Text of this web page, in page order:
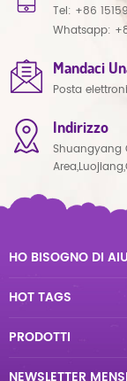
Tel: +86
Whatsapp:
Mandaci
Posta
Indirizzo
Shuangyang
HO BISOGNO DI
HOT TAGS
PRODOTTI